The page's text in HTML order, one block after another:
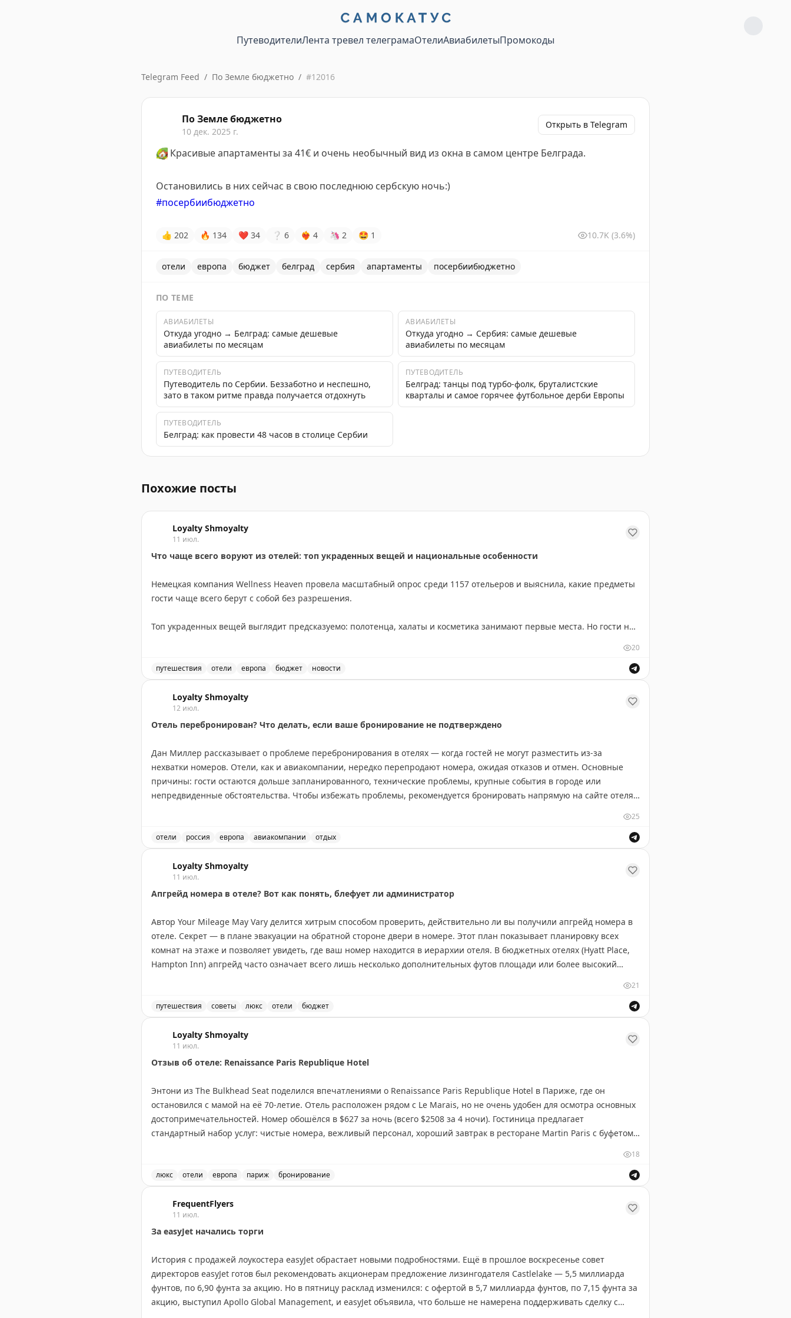
ПутеводителиЛента тревел телеграмаОтелиАвиабилетыПромокоды
Telegram Feed / По Земле бюджетно / #12016
По Земле бюджетно
10 дек. 2025 г.
Открыть в Telegram
🏡 Красивые апартаменты за 41€ и очень необычный вид из окна в самом центре Белграда.
Остановились в них сейчас в свою последнюю сербскую ночь:)
#посербиибюджетно
👍 202 🔥 134 ❤ 34 ❔ 6 ❤‍🔥 4 🦄 2 🤩 1 10.7K (3.6%)
отели европа бюджет белград сербия апартаменты посербиибюджетно
ПО ТЕМЕ
АВИАБИЛЕТЫ
Откуда угодно → Белград: самые дешевые
авиабилеты по месяцам
АВИАБИЛЕТЫ
Откуда угодно → Сербия: самые дешевые
авиабилеты по месяцам
ПУТЕВОДИТЕЛЬ
Путеводитель по Сербии. Беззаботно и неспешно,
зато в таком ритме правда получается отдохнуть
ПУТЕВОДИТЕЛЬ
Белград: танцы под турбо-фолк, бруталистские
кварталы и самое горячее футбольное дерби Европы
ПУТЕВОДИТЕЛЬ
Белград: как провести 48 часов в столице Сербии
Похожие посты
Loyalty Shmoyalty
11 июл.
Что чаще всего воруют из отелей: топ украденных вещей и национальные особенности
Немецкая компания Wellness Heaven провела масштабный опрос среди 1157 отельеров и выяснила, какие предметы
гости чаще всего берут с собой без разрешения.
Топ украденных вещей выглядит предсказуемо: полотенца, халаты и косметика занимают первые места. Но гости не
Самые экстравагантные кражи показывают фантазию постояльцев: в Берлине гости крали сантехнику, в Италии —
рояль, во Франции — чучело кабана. Также зафиксированы случаи кражи дверных номеров и цветочных
композиций.
Интересно, что предпочтения в краже различаются в зависимости от звездности отеля. Гости 4-звездочных отелей
Этот опрос показывает, что даже в эпоху путешествий и туризма некоторые гости не могут устоять перед соблазном
взять на память что-то из номера. Отельеры уже привыкли к таким потерям и закладывают их в стоимость
проживания.
20
путешествия отели европа бюджет новости
Loyalty Shmoyalty
12 июл.
Отель перебронирован? Что делать, если ваше бронирование не подтверждено
Дан Миллер рассказывает о проблеме перебронирования в отелях — когда гостей не могут разместить из-за
нехватки номеров. Отели, как и авиакомпании, нередко перепродают номера, ожидая отказов и отмен. Основные
причины: гости остаются дольше запланированного, технические проблемы, крупные события в городе или
непредвиденные обстоятельства. Чтобы избежать проблемы, рекомендуется бронировать напрямую на сайте отеля,
оплатить транспортировку. Крупные сети (Hyatt, IHG, Marriott, Hilton) имеют собственные политики компенсации,
часто более щедрые для членов программ лояльности. При возникновении проблемы вежливо, но настойчиво
ссылайтесь на политику отеля и требуйте справедливую компенсацию.
Dan Miller |Original
25
отели россия европа авиакомпании отдых
Loyalty Shmoyalty
11 июл.
Апгрейд номера в отеле? Вот как понять, блефует ли администратор
Автор Your Mileage May Vary делится хитрым способом проверить, действительно ли вы получили апгрейд номера в
отеле. Секрет — в плане эвакуации на обратной стороне двери в номере. Этот план показывает планировку всех
комнат на этаже и позволяет увидеть, где ваш номер находится в иерархии отеля. В бюджетных отелях (Hyatt Place,
Hampton Inn) апгрейд часто означает всего лишь несколько дополнительных футов площади или более высокий
карту эвакуации после того, как вас поселили, чтобы понять реальный размер полученного апгрейда. Иногда отель
действительно дает хороший номер, но часто «апгрейд» оказывается весьма скромным.
Your Mileage May Vary|Original
21
путешествия советы люкс отели бюджет
Loyalty Shmoyalty
11 июл.
Отзыв об отеле: Renaissance Paris Republique Hotel
Энтони из The Bulkhead Seat поделился впечатлениями о Renaissance Paris Republique Hotel в Париже, где он
остановился с мамой на её 70-летие. Отель расположен рядом с Le Marais, но не очень удобен для осмотра основных
достопримечательностей. Номер обошёлся в $627 за ночь (всего $2508 за 4 ночи). Гостиница предлагает
стандартный набор услуг: чистые номера, вежливый персонал, хороший завтрак в ресторане Martin Paris с буфетом
сезона. Номер можно забронировать за 53000-125400 баллов Marriott Bonvoy за ночь.
The Bulkhead Seat|Original
18
люкс отели европа париж бронирование
FrequentFlyers
11 июл.
За easyJet начались торги
История с продажей лоукостера easyJet обрастает новыми подробностями. Ещё в прошлое воскресенье совет
директоров easyJet готов был рекомендовать акционерам предложение лизингодателя Castlelake — 5,5 миллиарда
фунтов, по 6,90 фунта за акцию. Но в пятницу расклад изменился: с офертой в 5,7 миллиарда фунтов, по 7,15 фунта за
акцию, выступил Apollo Global Management, и easyJet объявила, что больше не намерена поддерживать сделку с